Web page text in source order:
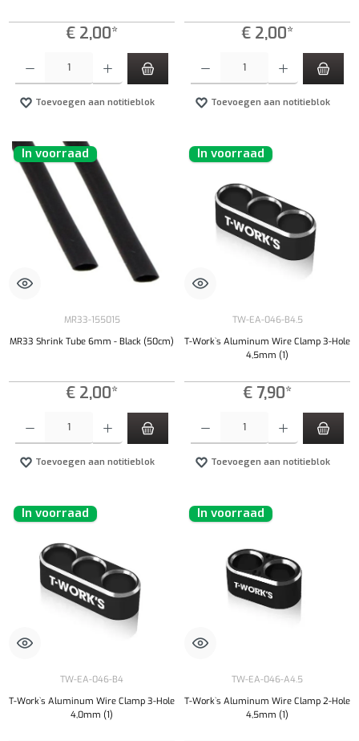
€ 2,00*
Toevoegen aan notitieblok
€ 2,00*
Toevoegen aan notitieblok
In voorraad
MR33-155015
MR33 Shrink Tube 6mm - Black (50cm)
€ 2,00*
Toevoegen aan notitieblok
In voorraad
TW-EA-046-B4.5
T-Work`s Aluminum Wire Clamp 3-Hole
4,5mm (1)
€ 7,90*
Toevoegen aan notitieblok
In voorraad
TW-EA-046-B4
T-Work`s Aluminum Wire Clamp 3-Hole
4,0mm (1)
In voorraad
TW-EA-046-A4.5
T-Work`s Aluminum Wire Clamp 2-Hole
4,5mm (1)